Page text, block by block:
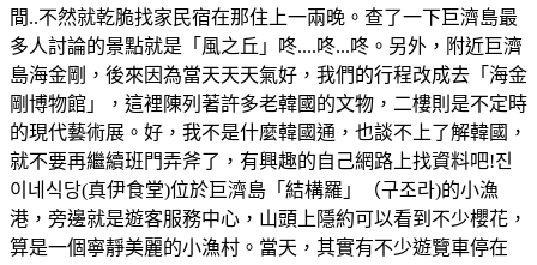
間..不然就乾脆找家民宿在那住上一兩晚。查了一下巨濟島最
多人討論的景點就是「風之丘」咚....咚...咚。另外，附近巨濟
島海金剛，後來因為當天天天氣好，我們的行程改成去「海金
剛博物館」，這裡陳列著許多老韓國的文物，二樓則是不定時
的現代藝術展。好，我不是什麼韓國通，也談不上了解韓國，
就不要再繼續班門弄斧了，有興趣的自己網路上找資料吧!진
이네식당(真伊食堂)位於巨濟島「結構羅」（구조라)的小漁
港，旁邊就是遊客服務中心，山頭上隱約可以看到不少櫻花，
算是一個寧靜美麗的小漁村。當天，其實有不少遊覽車停在